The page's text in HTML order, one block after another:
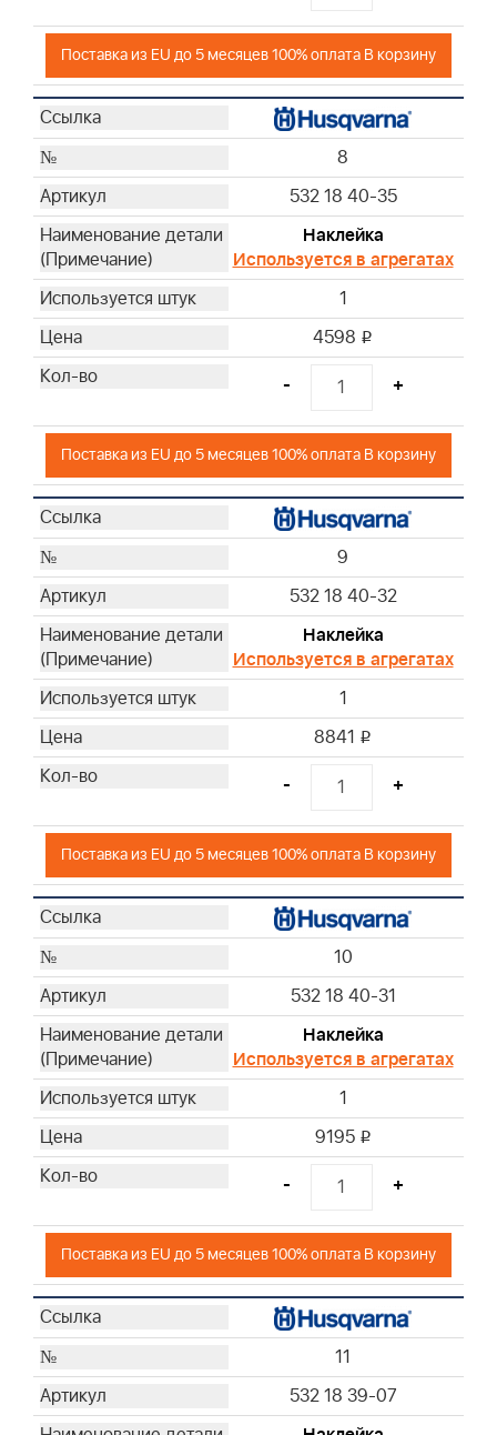
Поставка из EU до 5 месяцев 100% оплата В корзину
8
532 18 40-35
Наклейка
Используется в агрегатах
1
4598 i
- +
Поставка из EU до 5 месяцев 100% оплата В корзину
9
532 18 40-32
Наклейка
Используется в агрегатах
1
8841 i
- +
Поставка из EU до 5 месяцев 100% оплата В корзину
10
532 18 40-31
Наклейка
Используется в агрегатах
1
9195 i
- +
Поставка из EU до 5 месяцев 100% оплата В корзину
11
532 18 39-07